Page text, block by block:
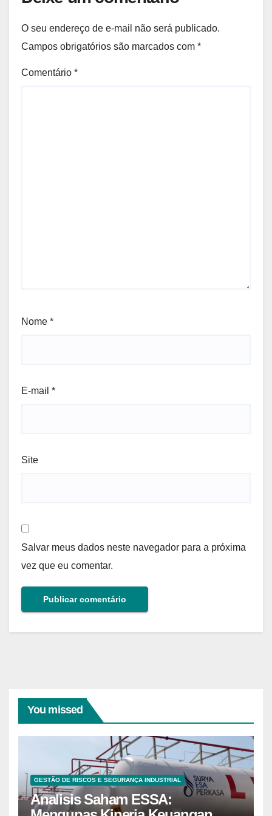
O seu endereço de e-mail não será publicado.
Campos obrigatórios são marcados com *
Comentário *
Nome *
E-mail *
Site
Salvar meus dados neste navegador para a próxima
vez que eu comentar.
You missed
GESTÃO DE RISCOS E SEGURANÇA INDUSTRIAL
Analisis Saham ESSA: